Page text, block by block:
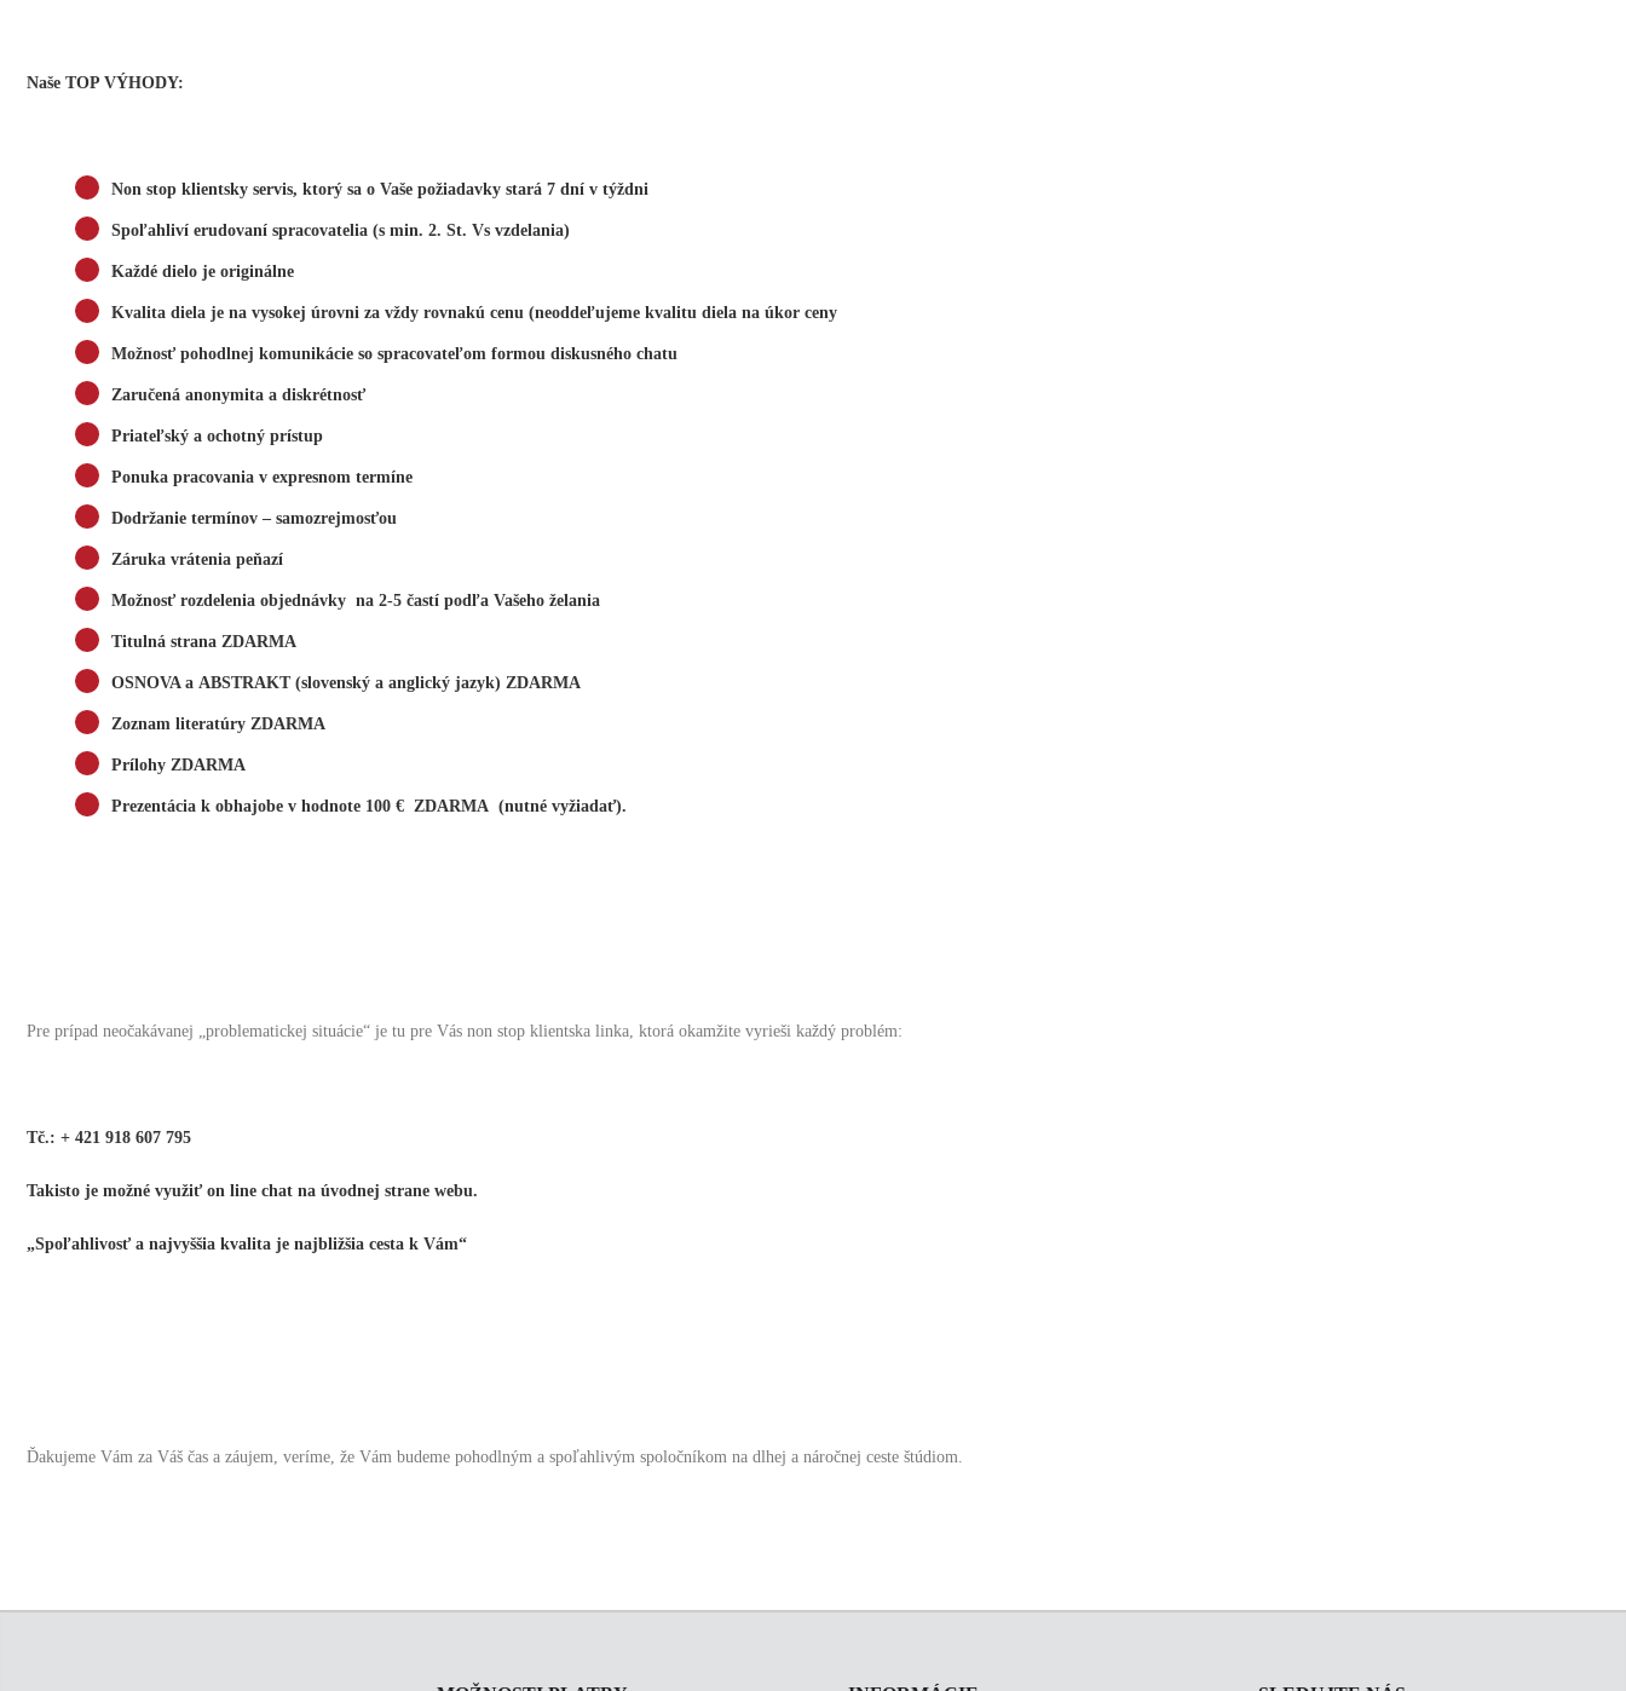
Naše TOP VÝHODY:
Non stop klientsky servis, ktorý sa o Vaše požiadavky stará 7 dní v týždni
Spoľahliví erudovaní spracovatelia (s min. 2. St. Vs vzdelania)
Každé dielo je originálne
Kvalita diela je na vysokej úrovni za vždy rovnakú cenu (neoddeľujeme kvalitu diela na úkor ceny
Možnosť pohodlnej komunikácie so spracovateľom formou diskusného chatu
Zaručená anonymita a diskrétnosť
Priateľský a ochotný prístup
Ponuka pracovania v expresnom termíne
Dodržanie termínov – samozrejmosťou
Záruka vrátenia peňazí
Možnosť rozdelenia objednávky na 2-5 častí podľa Vašeho želania
Titulná strana ZDARMA
OSNOVA a ABSTRAKT (slovenský a anglický jazyk) ZDARMA
Zoznam literatúry ZDARMA
Prílohy ZDARMA
Prezentácia k obhajobe v hodnote 100 € ZDARMA (nutné vyžiadať).
Pre prípad neočakávanej „problematickej situácie“ je tu pre Vás non stop klientska linka, ktorá okamžite vyrieši každý problém:
Tč.: + 421 918 607 795
Takisto je možné využiť on line chat na úvodnej strane webu.
„Spoľahlivosť a najvyššia kvalita je najbližšia cesta k Vám“
Ďakujeme Vám za Váš čas a záujem, veríme, že Vám budeme pohodlným a spoľahlivým spoločníkom na dlhej a náročnej ceste štúdiom.